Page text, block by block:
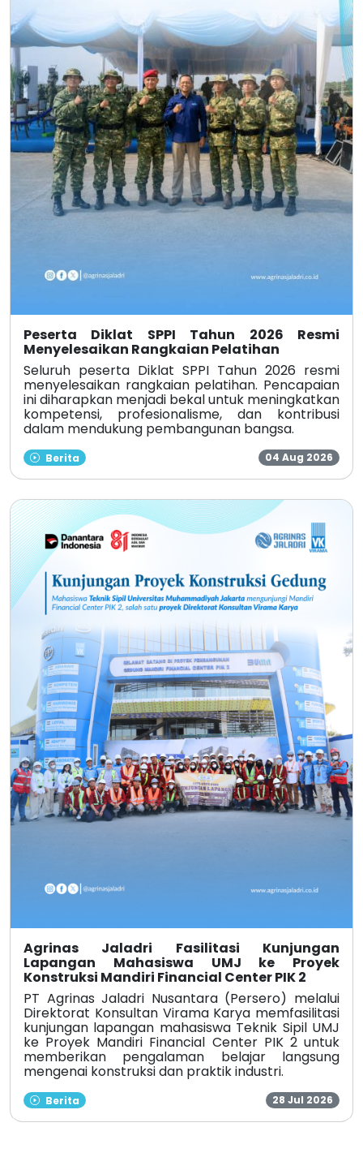
Peserta Diklat SPPI Tahun 2026 Resmi
Menyelesaikan Rangkaian Pelatihan
Seluruh peserta Diklat SPPI Tahun 2026 resmi
menyelesaikan rangkaian pelatihan. Pencapaian
ini diharapkan menjadi bekal untuk meningkatkan
kompetensi, profesionalisme, dan kontribusi
dalam mendukung pembangunan bangsa.
Berita 04 Aug 2026
Agrinas Jaladri Fasilitasi Kunjungan
Lapangan Mahasiswa UMJ ke Proyek
Konstruksi Mandiri Financial Center PIK 2
PT Agrinas Jaladri Nusantara (Persero) melalui
Direktorat Konsultan Virama Karya memfasilitasi
kunjungan lapangan mahasiswa Teknik Sipil UMJ
ke Proyek Mandiri Financial Center PIK 2 untuk
memberikan pengalaman belajar langsung
mengenai konstruksi dan praktik industri.
Berita 28 Jul 2026